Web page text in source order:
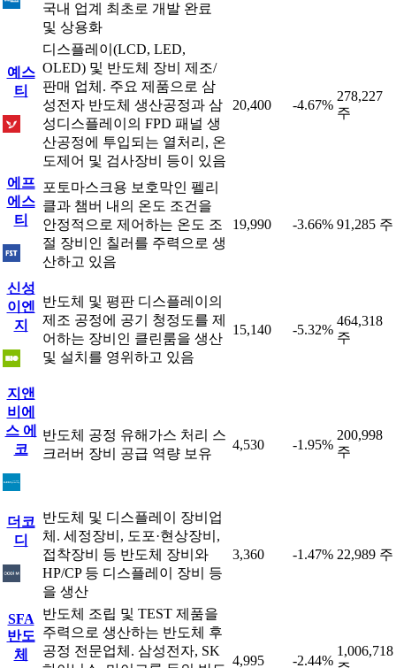
국내 업계 최초로 개발 완료
및 상용화
예스
티
디스플레이(LCD, LED,
OLED) 및 반도체 장비 제조/
판매 업체. 주요 제품으로 삼
성전자 반도체 생산공정과 삼
성디스플레이의 FPD 패널 생
산공정에 투입되는 열처리, 온
도제어 및 검사장비 등이 있음
20,400 -4.67%
278,227
주
에프
에스
티
포토마스크용 보호막인 펠리
클과 챔버 내의 온도 조건을
안정적으로 제어하는 온도 조
절 장비인 칠러를 주력으로 생
산하고 있음
19,990 -3.66% 91,285 주
신성
이엔
지
반도체 및 평판 디스플레이의
제조 공정에 공기 청정도를 제
어하는 장비인 클린룸을 생산
및 설치를 영위하고 있음
15,140 -5.32%
464,318
주
지앤
비에
스 에
코
반도체 공정 유해가스 처리 스
크러버 장비 공급 역량 보유
4,530 -1.95%
200,998
주
더코
디
반도체 및 디스플레이 장비업
체. 세정장비, 도포·현상장비,
접착장비 등 반도체 장비와
HP/CP 등 디스플레이 장비 등
을 생산
3,360 -1.47% 22,989 주
SFA
반도
체
반도체 조립 및 TEST 제품을
주력으로 생산하는 반도체 후
공정 전문업체. 삼성전자, SK
4,995 -2.44%
1,006,718